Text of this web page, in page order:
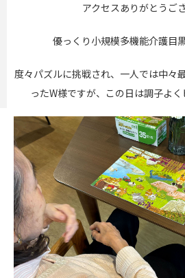
アクセスありがとうご
優っくり小規模多機能介護目
度々パズルに挑戦され、一人では中々
ったW様ですが、この日は調子よ